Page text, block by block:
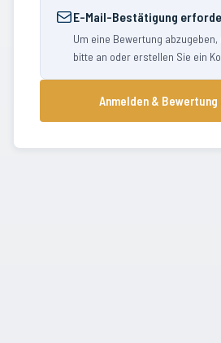
E-Mail-Bestätigung
Um eine Bewertung
bitte an oder erstellen Sie ein
Anmelden &